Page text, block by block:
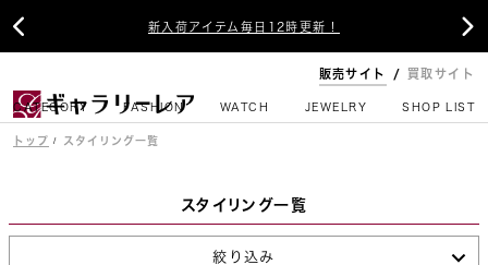
新入荷アイテム毎日12時更新！
 
販売サイト 買取サイト
CATEGORY FASHION WATCH JEWELRY SHOP LIST
トップ スタイリング一覧
スタイリング一覧
絞り込み